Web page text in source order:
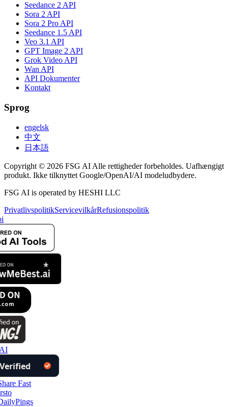
Seedance 2 API
Sora 2 API
Sora 2 Pro API
Seedance 1.5 API
Veo 3.1 API
GPT Image 2 API
Grok Video API
Wan API
API Dokumenter
Kontakt
Sprog
engelsk
中文
日本語
Copyright © 2026 FSG AI Alle rettigheder forbeholdes. Uafhængigt
produkt. Ikke tilknyttet Google/OpenAI/AI modeludbydere.
FSG AI is operated by HESHI LLC
PrivatlivspolitikServicevilkårRefusionspolitik